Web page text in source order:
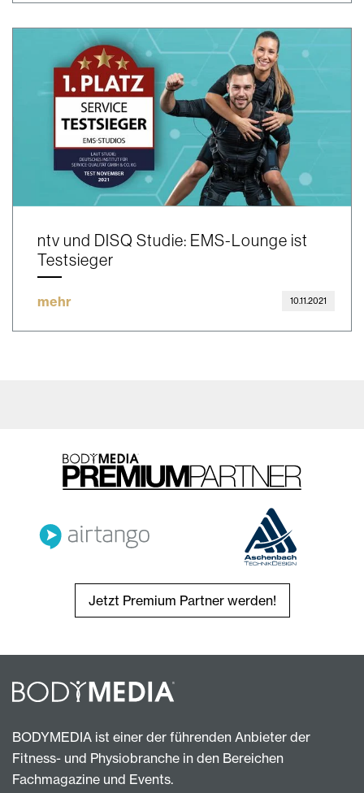
ntv und DISQ Studie: EMS-Lounge ist
Testsieger
mehr 10.11.2021
Jetzt Premium Partner werden!
BODYMEDIA ist einer der führenden Anbieter der
Fitness- und Physiobranche in den Bereichen
Fachmagazine und Events.